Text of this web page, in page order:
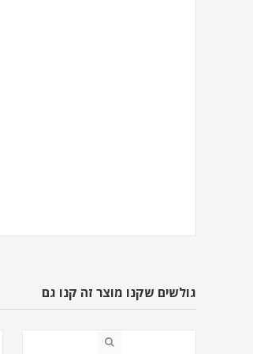
גולשים שקנו מוצר זה קנו גם